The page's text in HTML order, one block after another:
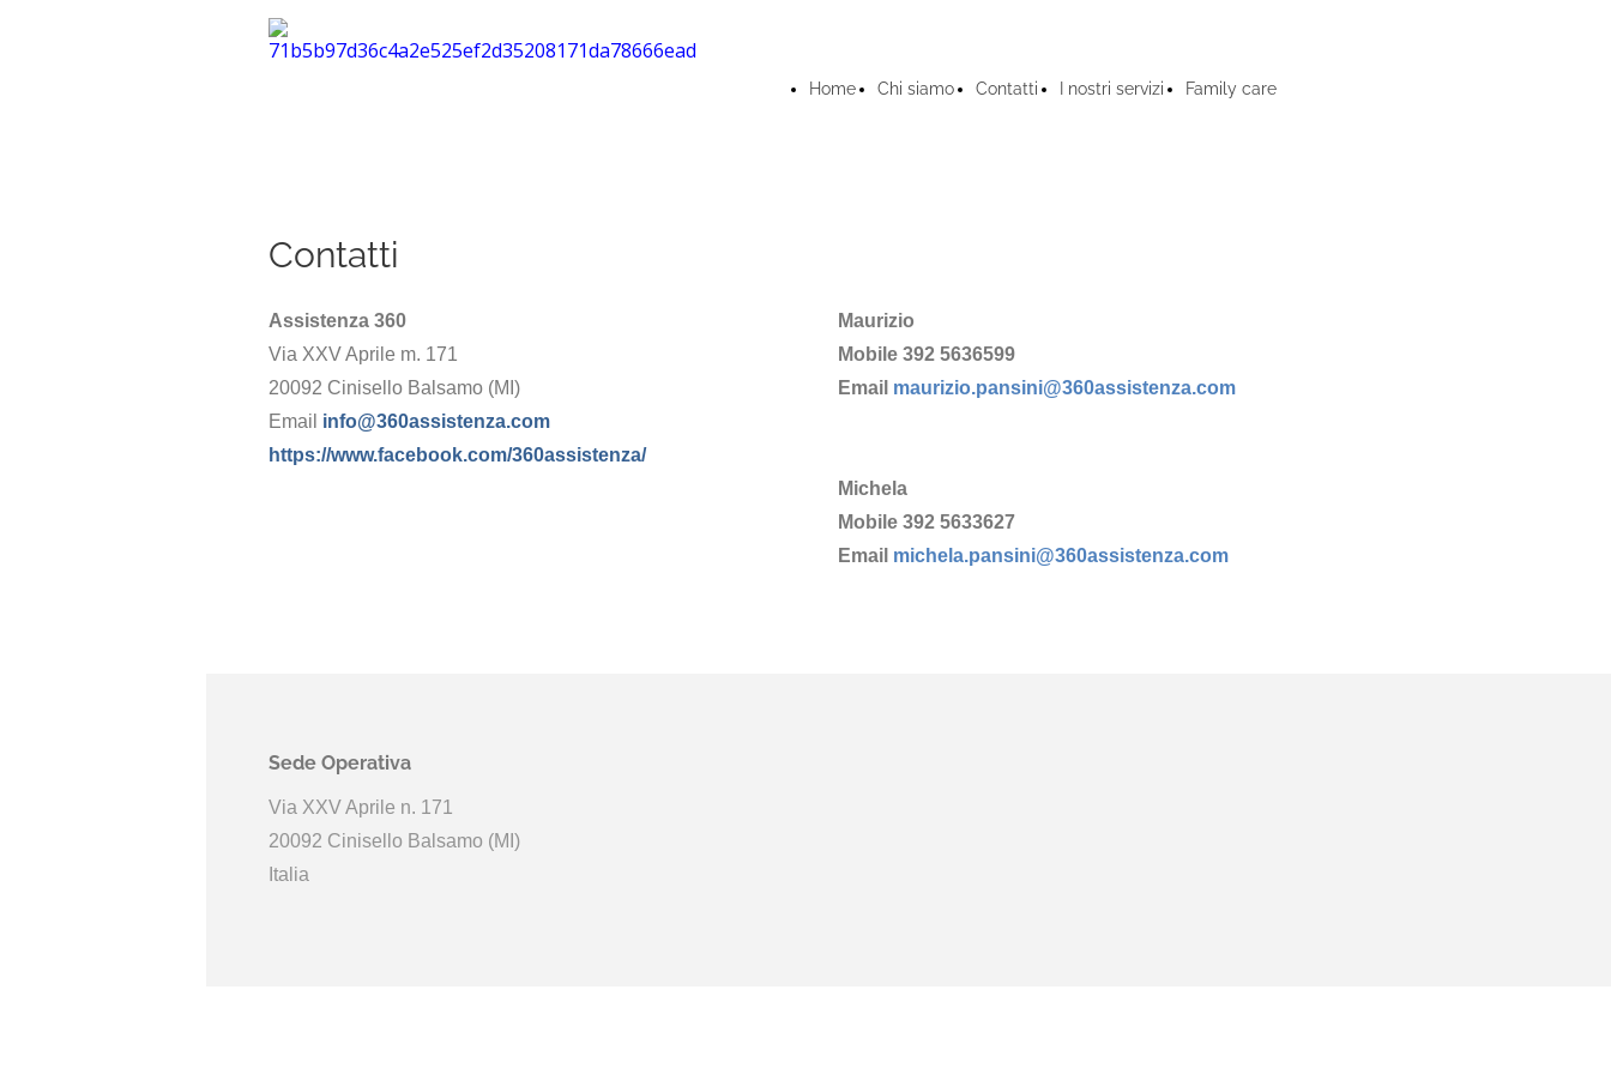
Home Chi siamo Contatti I nostri servizi Family care
Sede Operativa
Via XXV Aprile n. 171
20092 Cinisello Balsamo (MI)
Italia
Contatti
Assistenza 360
Via XXV Aprile m. 171
20092 Cinisello Balsamo (MI)
Email info@360assistenza.com
https://www.facebook.com/360assistenza/
Maurizio
Mobile 392 5636599
Email maurizio.pansini@360assistenza.com
Michela
Mobile 392 5633627
Email michela.pansini@360assistenza.com